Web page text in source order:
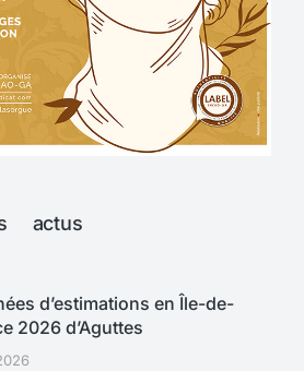
actus
d’estimations en Île-de-
2026 d’Aguttes